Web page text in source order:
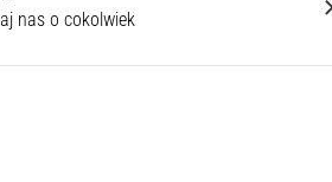
nas o cokolwiek